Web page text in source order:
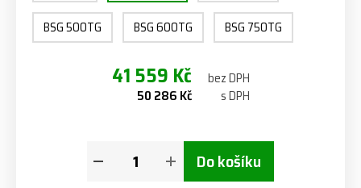
BSG 500TG BSG 600TG BSG 750TG
41 559 Kč bez DPH
50 286 Kč s DPH
Do košíku